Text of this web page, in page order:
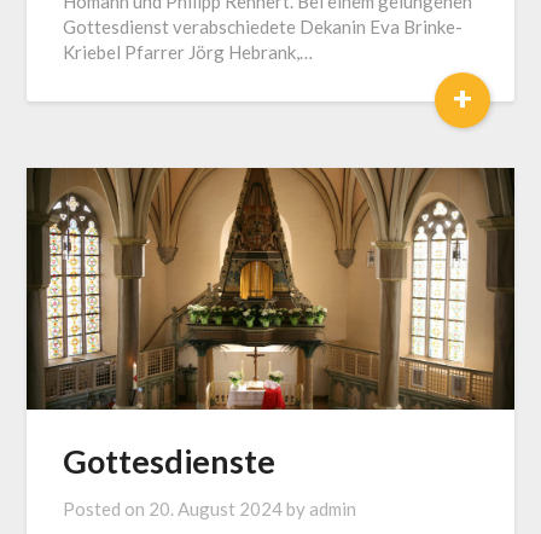
Gottesdienst verabschiedete Dekanin Eva Brinke-
Kriebel Pfarrer Jörg Hebrank,…
+
Gottesdienste
Posted on 20. August 2024 by admin